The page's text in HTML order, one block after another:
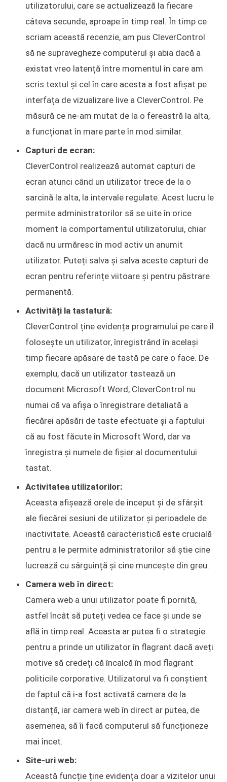
utilizatorului, care se actualizează la fiecare
câteva secunde, aproape în timp real. În timp ce
scriam această recenzie, am pus CleverControl
să ne supravegheze computerul și abia dacă a
existat vreo latență între momentul în care am
scris textul și cel în care acesta a fost afișat pe
interfața de vizualizare live a CleverControl. Pe
măsură ce ne-am mutat de la o fereastră la alta,
a funcționat în mare parte în mod similar.
Capturi de ecran:
CleverControl realizează automat capturi de
ecran atunci când un utilizator trece de la o
sarcină la alta, la intervale regulate. Acest lucru le
permite administratorilor să se uite în orice
moment la comportamentul utilizatorului, chiar
dacă nu urmăresc în mod activ un anumit
utilizator. Puteți salva și salva aceste capturi de
ecran pentru referințe viitoare și pentru păstrare
permanentă.
Activități la tastatură:
CleverControl ține evidența programului pe care îl
folosește un utilizator, înregistrând în același
timp fiecare apăsare de tastă pe care o face. De
exemplu, dacă un utilizator tastează un
document Microsoft Word, CleverControl nu
numai că va afișa o înregistrare detaliată a
fiecărei apăsări de taste efectuate și a faptului
că au fost făcute în Microsoft Word, dar va
înregistra și numele de fișier al documentului
tastat.
Activitatea utilizatorilor:
Aceasta afișează orele de început și de sfârșit
ale fiecărei sesiuni de utilizator și perioadele de
inactivitate. Această caracteristică este crucială
pentru a le permite administratorilor să știe cine
lucrează cu sârguință și cine muncește din greu.
Camera web în direct:
Camera web a unui utilizator poate fi pornită,
astfel încât să puteți vedea ce face și unde se
află în timp real. Aceasta ar putea fi o strategie
pentru a prinde un utilizator în flagrant dacă aveți
motive să credeți că încalcă în mod flagrant
politicile corporative. Utilizatorul va fi conștient
de faptul că i-a fost activată camera de la
distanță, iar camera web în direct ar putea, de
asemenea, să îi facă computerul să funcționeze
mai încet.
Site-uri web:
Această funcție ține evidența doar a vizitelor unui